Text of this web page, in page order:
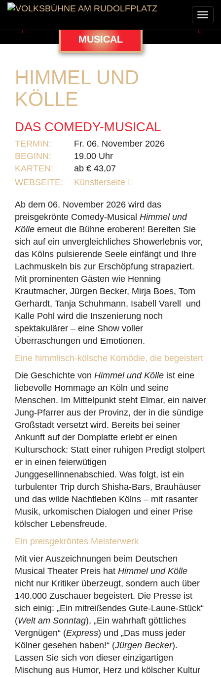
Zurück MUSICAL
HIMMEL UND
KÖLLE
DAS COMEDY-MUSICAL
TERMIN:
Fr. 06. November 2026
BEGINN:
19.00 Uhr
KARTEN:
ab € 43,07
WEBSEITE:
Künstlerseite
Ab dem 06. November 2026 wird das
preisgekrönte Comedy-Musical Himmel und
Kölle erneut die Bühne eroberen! Bereiten Sie
sich auf ein unvergleichliches Showerlebnis vor,
das Kölns pulsierende Seele einfängt und Ihre
Lachmuskeln bis zur Erschöpfung strapaziert.
Mit prominenten Gästen wie Henning
Krautmacher, Jürgen Becker, Mirja Boes, Tom
Gerhardt, Tanja Schuhmann, Isabell Varell und
Kalle Pohl wird die Inszenierung noch
spektakulärer – eine Show voller
Überraschungen und Emotionen.
Eine himmlisch-kölsche Komödie, die begeistert
Die Geschichte von Himmel und Kölle ist eine
liebevolle Hommage an Köln und seine
Menschen. Im Mittelpunkt steht Elmar, ein naiver
Jung-Pfarrer aus der Provinz, der in die sündige
Großstadt versetzt wird. Bereits bei seiner
Ankunft auf der Domplatte erlebt er einen
Kulturschock: Statt einer ruhigen Predigt stolpert
er in einen feierwütigen
Junggesellinnenabschied. Was folgt, ist ein
turbulenter Trip durch Shisha-Bars, Brauhäuser
und das wilde Nachtleben Kölns – mit rasanter
Musik, urkomischen Dialogen und einer Prise
kölscher Lebensfreude.
Ein preisgekröntes Meisterwerk
Mit vier Auszeichnungen beim Deutschen
Musical Theater Preis hat Himmel und Kölle
nicht nur Kritiker überzeugt, sondern auch über
140.000 Zuschauer begeistert. Die Presse ist
sich einig: „Ein mitreißendes Gute-Laune-Stück“
(Welt am Sonntag), „Ein wahrhaft göttliches
Vergnügen“ (Express) und „Das muss jeder
Kölner gesehen haben!“ (Jürgen Becker).
Lassen Sie sich von dieser einzigartigen
Mischung aus Humor, Herz und kölscher Kultur